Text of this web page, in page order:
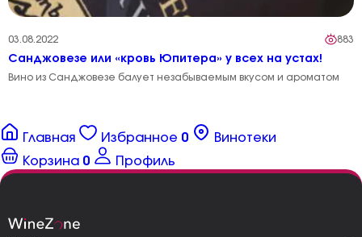
03.08.2022 883
Санджовезе или «кровь Юпитера» у всех на устах!
Вино из Санджовезе балует незабываемым вкусом и ароматом
Главная Избранное 0
Винотеки
Корзина 0 Профиль